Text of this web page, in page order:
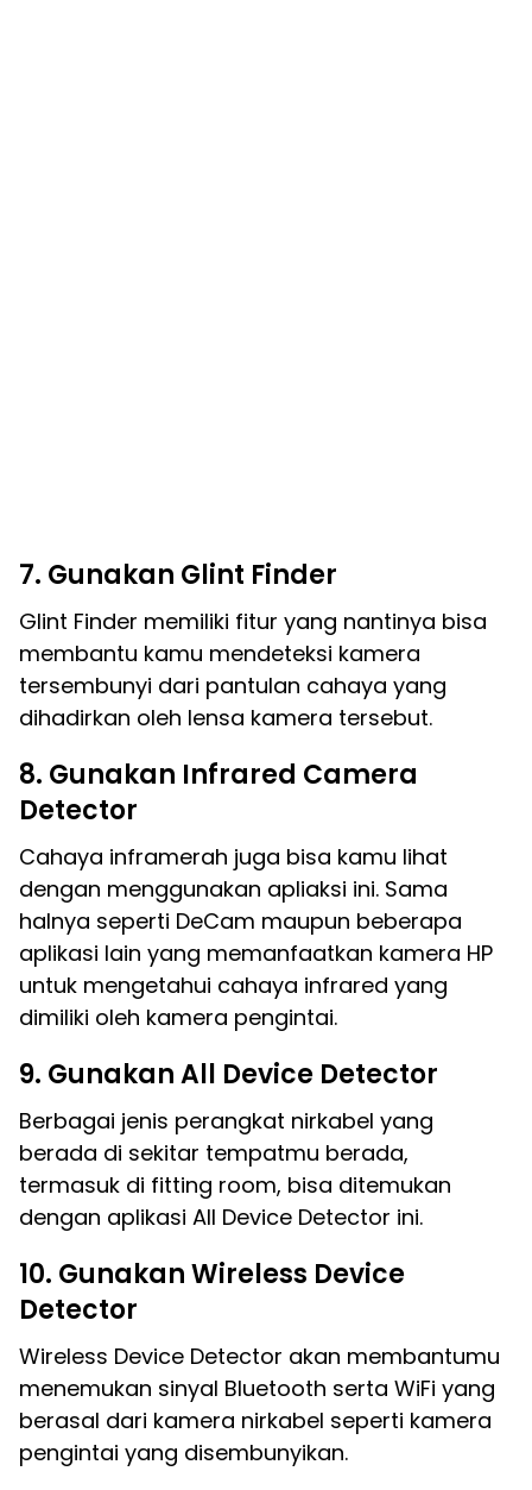
7. Gunakan Glint Finder
Glint Finder memiliki fitur yang nantinya bisa
membantu kamu mendeteksi kamera
tersembunyi dari pantulan cahaya yang
dihadirkan oleh lensa kamera tersebut.
8. Gunakan Infrared Camera
Detector
Cahaya inframerah juga bisa kamu lihat
dengan menggunakan apliaksi ini. Sama
halnya seperti DeCam maupun beberapa
aplikasi lain yang memanfaatkan kamera HP
untuk mengetahui cahaya infrared yang
dimiliki oleh kamera pengintai.
9. Gunakan All Device Detector
Berbagai jenis perangkat nirkabel yang
berada di sekitar tempatmu berada,
termasuk di fitting room, bisa ditemukan
dengan aplikasi All Device Detector ini.
10. Gunakan Wireless Device
Detector
Wireless Device Detector akan membantumu
menemukan sinyal Bluetooth serta WiFi yang
berasal dari kamera nirkabel seperti kamera
pengintai yang disembunyikan.